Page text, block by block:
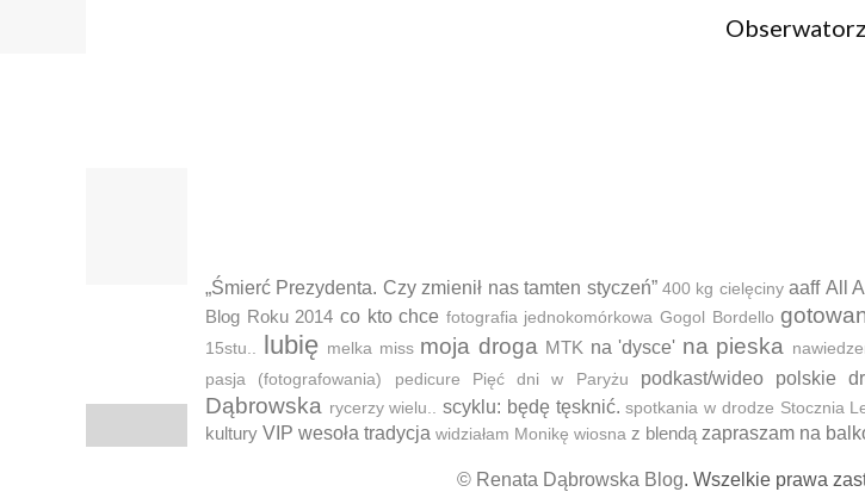
„Śmierć Prezydenta. Czy zmienił nas tamten styczeń” 400 kg cielęciny aaff All
Blog Roku 2014 co kto chce fotografia jednokomórkowa Gogol Bordello
15stu..
lubię melka miss moja droga MTK na 'dysce' na pieska
pasja (fotografowania) pedicure Pięć dni w Paryżu podkast/wideo polskie
Dąbrowska rycerzy wielu.. scyklu: będę tęsknić. spotkania w drodze Stocznia
kultury VIP wesoła tradycja widziałam Monikę wiosna z blendą zapraszam na
© Renata Dąbrowska Blog. Wszelkie prawa